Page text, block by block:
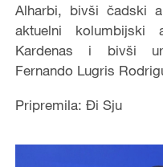
Alharbi, bivši čadski
aktuelni kolumbijski
Kardenas i bivši
Fernando Lugris
Pripremila: Đi Sju